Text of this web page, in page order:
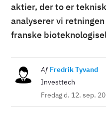
aktier, der to er
analyserer vi
franske
Billede Af Fredrik Tyvand
Investtech
Fredag d. 12. sep.